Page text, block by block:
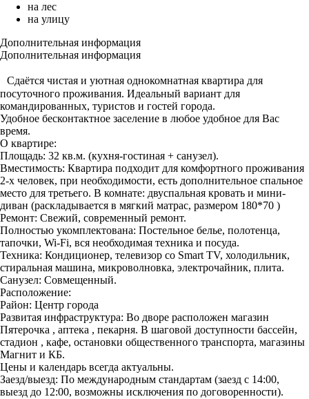
на лес
на улицу
Дополнительная информация
Дополнительная информация
Сдаётся чистая и уютная однокомнатная квартира для
посуточного проживания. Идеальный вариант для
командированных, туристов и гостей города.
Удобное бесконтактное заселение в любое удобное для Вас
время.
О квартире:
Площадь: 32 кв.м. (кухня-гостиная + санузел).
Вместимость: Квартира подходит для комфортного проживания
2-х человек, при необходимости, есть дополнительное спальное
место для третьего. В комнате: двуспальная кровать и мини-
диван (раскладывается в мягкий матрас, размером 180*70 )
Ремонт: Свежий, современный ремонт.
Полностью укомплектована: Постельное белье, полотенца,
тапочки, Wi-Fi, вся необходимая техника и посуда.
Техника: Кондиционер, телевизор со Smart TV, холодильник,
стиральная машина, микроволновка, электрочайник, плита.
Санузел: Совмещенный.
Расположение:
Район: Центр города
Развитая инфраструктура: Во дворе расположен магазин
Пятерочка , аптека , пекарня. В шаговой доступности бассейн,
стадион , кафе, остановки общественного транспорта, магазины
Магнит и КБ.
Цены и календарь всегда актуальны.
Заезд/выезд: По международным стандартам (заезд с 14:00,
выезд до 12:00, возможны исключения по договоренности).